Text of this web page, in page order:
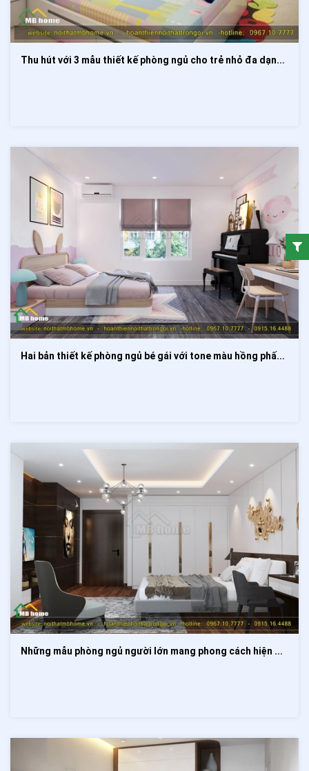
Thu hút với 3 mẫu thiết kế phòng ngủ cho trẻ nhỏ đa dạng màu sắc
Hai bản thiết kế phòng ngủ bé gái với tone màu hồng phấn nhẹ nhàng
Những mẫu phòng ngủ người lớn mang phong cách hiện đại, trẻ trung